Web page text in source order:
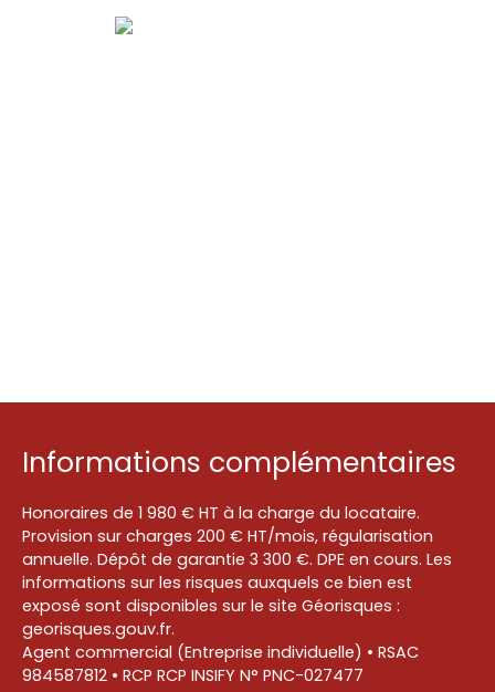
Informations complémentaires
Honoraires de 1 980 € HT à la charge du locataire.
Provision sur charges 200 € HT/mois, régularisation
annuelle. Dépôt de garantie 3 300 €. DPE en cours. Les
informations sur les risques auxquels ce bien est
exposé sont disponibles sur le site Géorisques :
georisques.gouv.fr.
Agent commercial (Entreprise individuelle) • RSAC
984587812 • RCP RCP INSIFY N° PNC-027477